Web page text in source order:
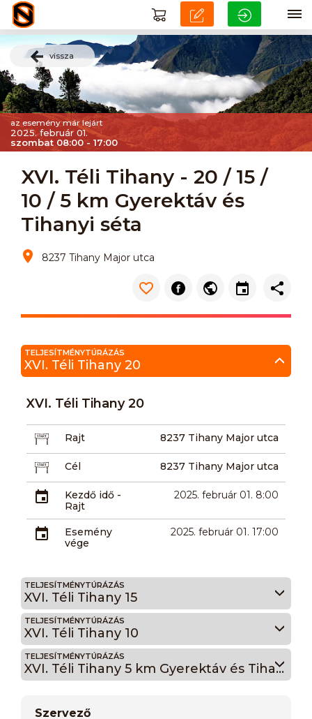
vissza
az esemény már lejárt
2025. február 01.
szombat 08:00 - 17:00
XVI. Téli Tihany - 20 / 15 /
10 / 5 km Gyerektáv és
Tihanyi séta
8237 Tihany Major utca
TELJESÍTMÉNYTÚRÁZÁS
XVI. Téli Tihany 20
XVI. Téli Tihany 20
Rajt 8237 Tihany Major utca
Cél 8237 Tihany Major utca
Kezdő idő -
Rajt
2025. február 01. 8:00
Esemény
vége
2025. február 01. 17:00
TELJESÍTMÉNYTÚRÁZÁS
XVI. Téli Tihany 15
TELJESÍTMÉNYTÚRÁZÁS
XVI. Téli Tihany 10
TELJESÍTMÉNYTÚRÁZÁS
XVI. Téli Tihany 5 km Gyerektáv és Tihanyi séta
Szervező